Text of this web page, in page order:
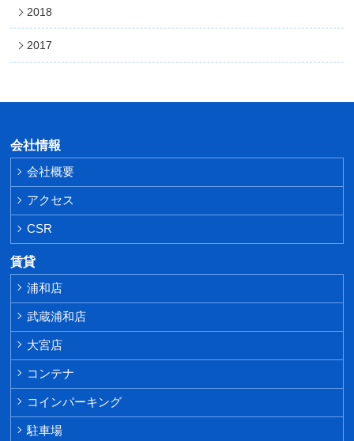
2018
2017
会社情報
会社概要
アクセス
CSR
賃貸
浦和店
武蔵浦和店
大宮店
コンテナ
コインパーキング
駐車場